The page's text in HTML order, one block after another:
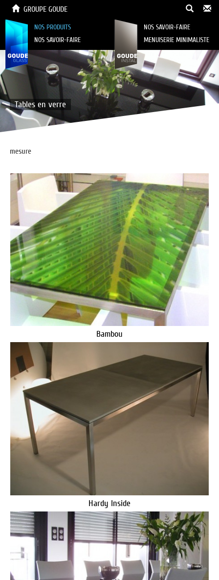
GROUPE GOUDE
NOS PRODUITS
NOS SAVOIR-FAIRE
NOS SAVOIR-FAIRE
MENUISERIE MINIMALISTE
Tables en verre
mesure
Bambou
Hardy Inside